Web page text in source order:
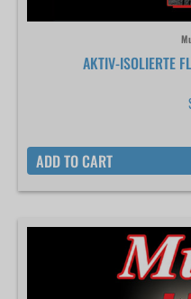
AKTIV-ISOLIERTE
ADD TO CART